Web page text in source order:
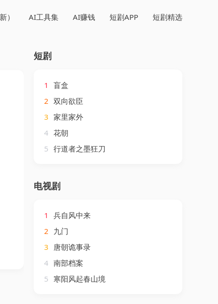
） AI工具集 AI赚钱 短剧APP 短剧精选
短剧
1
盲盒
2 双向欲臣
3 家里家外
4 花朝
5 行道者之墨狂刀
电视剧
1
兵自风中来
2 九门
3 唐朝诡事录
4 南部档案
5 寒阳风起春山境